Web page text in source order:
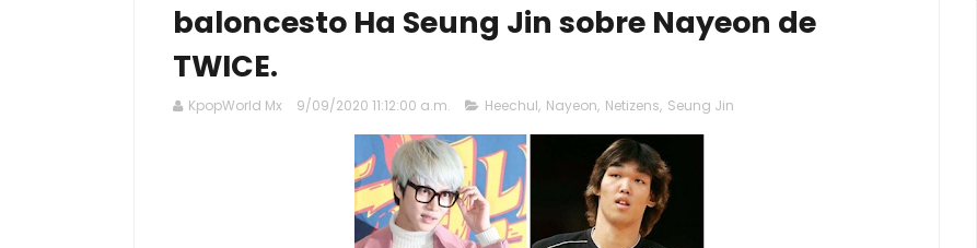
baloncesto Ha Seung Jin sobre Nayeon de
TWICE.
KpopWorld Mx 9/09/2020 11:12:00 a.m. Heechul, Nayeon, Netizens, Seung Jin